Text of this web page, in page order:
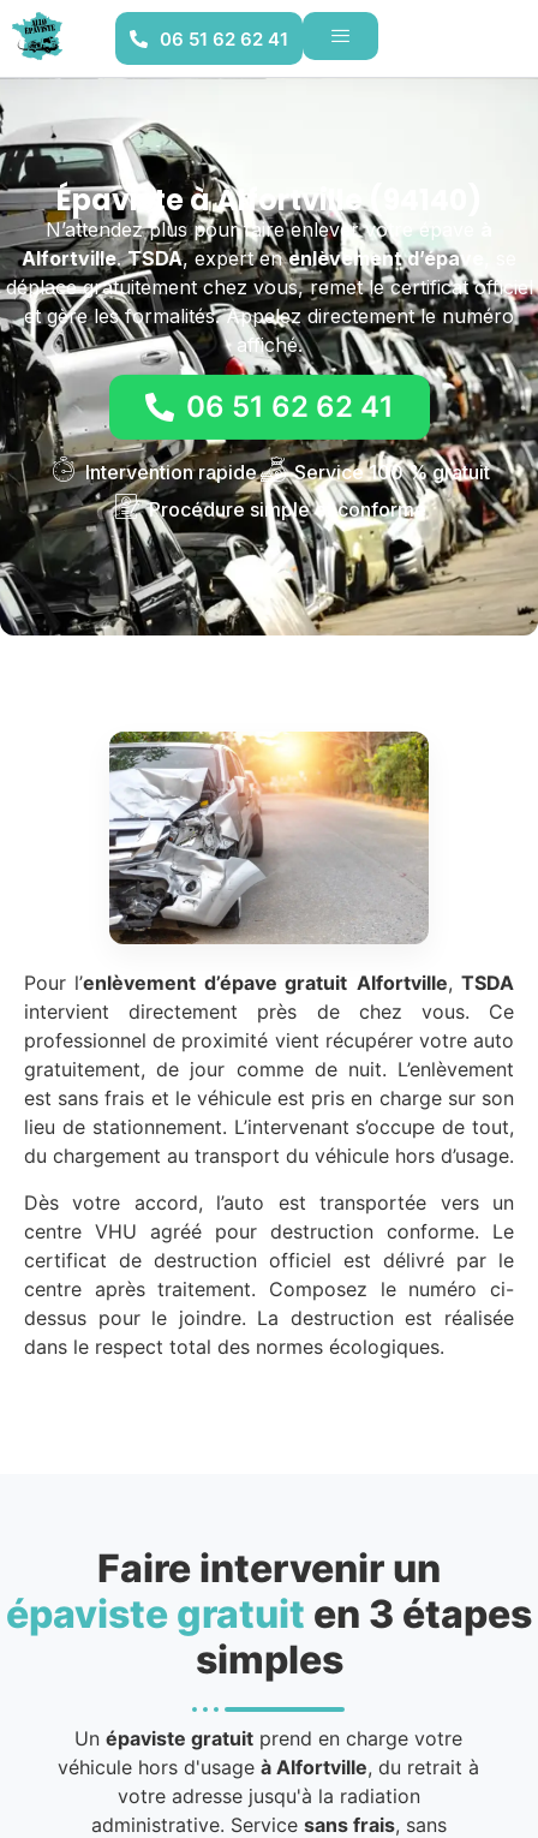
06 51 62 62 41
Épaviste à Alfortville (94140)
N’attendez plus pour faire enlever votre épave
Alfortville.TSDA, expert enenlèvement d’épave
déplace gratuitement chez vous, remet le certificat officiel
et gère les formalités. Appelez directement le numéro
affiché.
06 51 62 62 41
Intervention rapide
Service 100 % gratuit
Procédure simple et conforme
Pour l’enlèvement d’épave gratuit Alfortville,TSDA
intervient directement près de chez vous. Ce
professionnel de proximité vient récupérer votre auto
gratuitement, de jour comme de nuit. L’enlèvement
est sans frais et le véhicule est pris en charge sur son
lieu de stationnement. L’intervenant s’occupe de tout,
du chargement au transport du véhicule hors d’usage.
Dès votre accord, l’auto est transportée vers un
centre VHU agréé pour destruction conforme. Le
certificat de destruction officiel est délivré par le
centre après traitement. Composez le numéro ci-
dessus pour le joindre. La destruction est réalisée
dans le respect total des normes écologiques.
Faire intervenir un
épaviste gratuit en 3 étapes
simples
Unépaviste gratuit prend en charge votre
véhicule hors d'usageà Alfortville, du retrait à
votre adresse jusqu'à la radiation
administrative. Service sans frais, sans